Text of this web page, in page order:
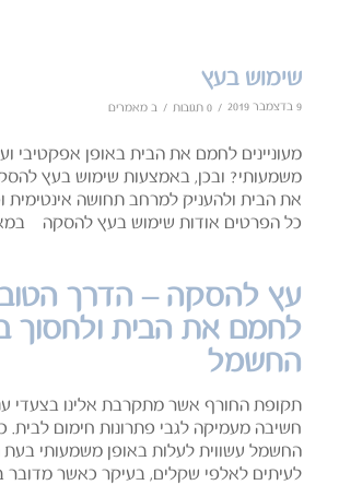
שימוש בעץ
9 בדצמבר 2019 / 0 תגובות / ב מאמרים
מעוניינים לחמם את הבית באופן אפקטיבי
משמעותי? ובכן, באמצעות שימוש בעץ
את הבית ולהעניק למרחב תחושה אינטימית
כל הפרטים אודות שימוש בעץ להסקה –
עץ להסקה – הדרך
לחמם את הבית ולחסוך
החשמל
תקופת החורף אשר מתקרבת אלינו בצעדי
חשיבה מעמיקה לגבי פתרונות חימום לבית.
החשמל עשווית לעלות באופן משמעותי בעת
לעיתים לאלפי שקלים, בעיקר כאשר מדובר